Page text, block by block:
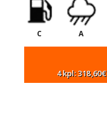
C A
4 kpl: 318,60€